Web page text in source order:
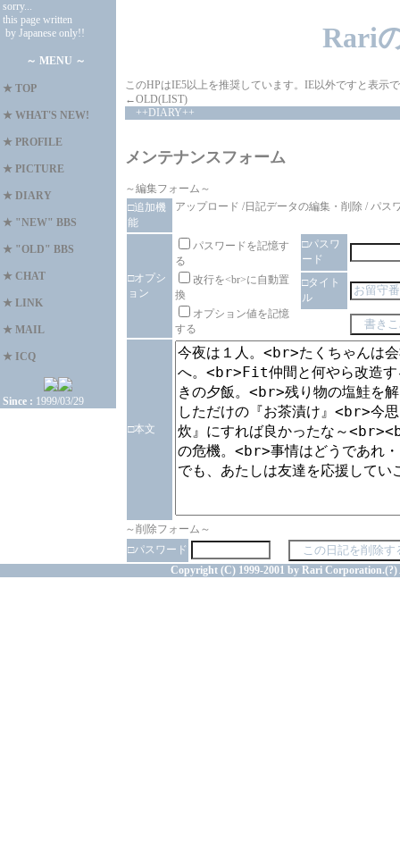
sorry...
this page written
by Japanese only!!
～ MENU ～
★ TOP
★ WHAT'S NEW!
★ PROFILE
★ PICTURE
★ DIARY
★ "NEW" BBS
★ "OLD" BBS
★ CHAT
★ LINK
★ MAIL
★ ICQ
Since : 1999/03/29
Rari
このHPはIE5以上を推奨しています。IE以外ですと表示
←OLD(LIST)
++DIARY++
メンテナンスフォーム
～編集フォーム～
□追加機
能
アップロード /日記データの編集・削除 / パス
□オプシ
ョン
パスワードを記憶す
る
改行を<br>に自動置
換
オプション値を記憶
する
□パスワ
ード
□タイト
ル
□本文
～削除フォーム～
□パスワード
Copyright (C) 1999-2001 by Rari Corporation.(?)